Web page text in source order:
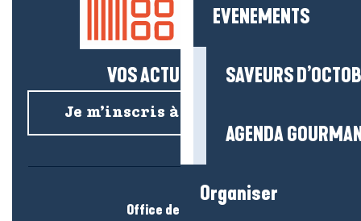
EVENEMENTS
SAVEURS
AGENDA
Organiser
VOS ACTUS SALÉES !
Je m’inscris à la newsletter
Office de tourisme